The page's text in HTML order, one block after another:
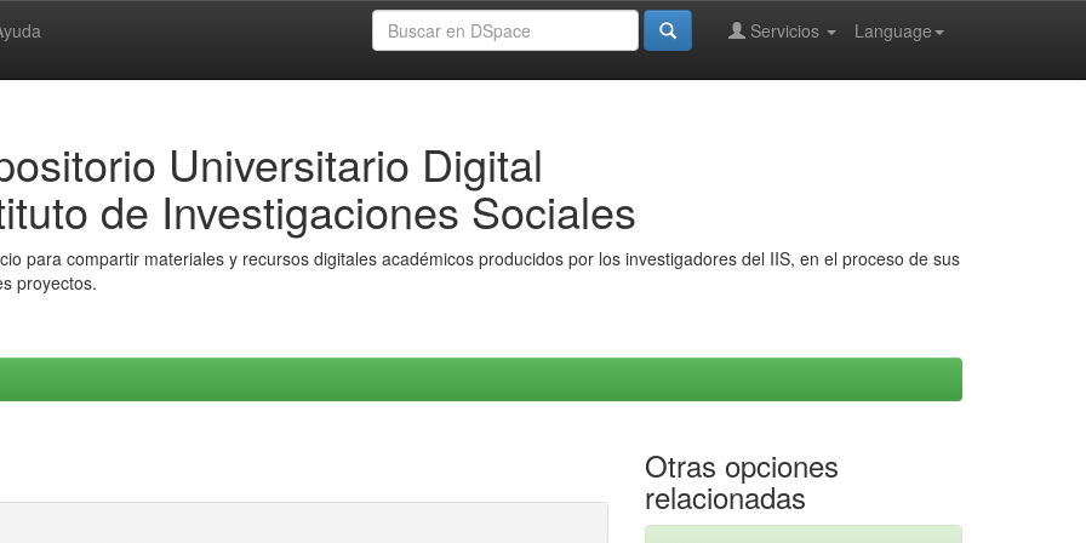
Language
Servicios
Universitario Digital
de Investigaciones Sociales
para compartir materiales y recursos digitales académicos producidos por los investigadores del IIS, en el proceso de sus
proyectos.
Otras opciones
relacionadas